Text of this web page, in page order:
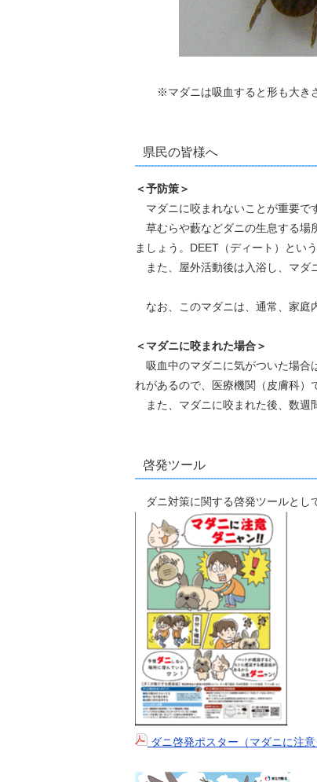
※マダニは吸血すると形も大きさ
県民の皆様へ
＜予防策＞
マダニに咬まれないことが重
草むらや藪などダニの生息する場
ましょう。DEET（ディート）とい
また、屋外活動後は入浴し、マダ
なお、このマダニは、通常、家庭
＜マダ
吸血中のマダニに気がついた場合
れがあるので、医療機関（
また、マダニに咬まれた後、数週
啓発ツール
ダニ対策に関する啓発ツールとし
ダニ啓発ポスター（マダニに注意